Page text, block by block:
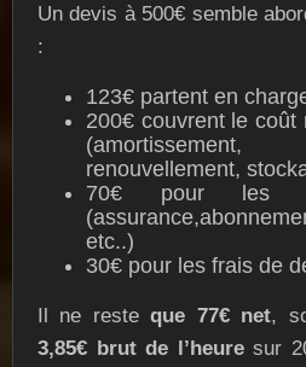
Un devis à 500€ semble
:
123€ partent en
200€ couvrent le coût
renouvellement,
70€ pour les
etc..)
30€ pour les frais de
Il ne resteque 77€ net,
3,85€ brut de l’heuresur